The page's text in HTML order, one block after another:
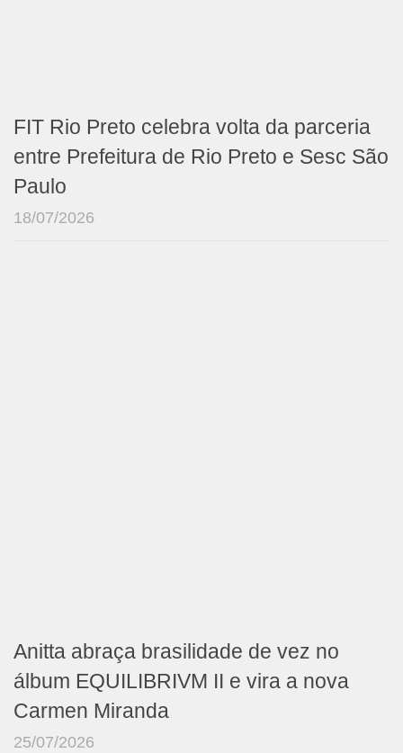
FIT Rio Preto celebra volta da parceria
entre Prefeitura de Rio Preto e Sesc São
Paulo
18/07/2026
Anitta abraça brasilidade de vez no
álbum EQUILIBRIVM II e vira a nova
Carmen Miranda
25/07/2026